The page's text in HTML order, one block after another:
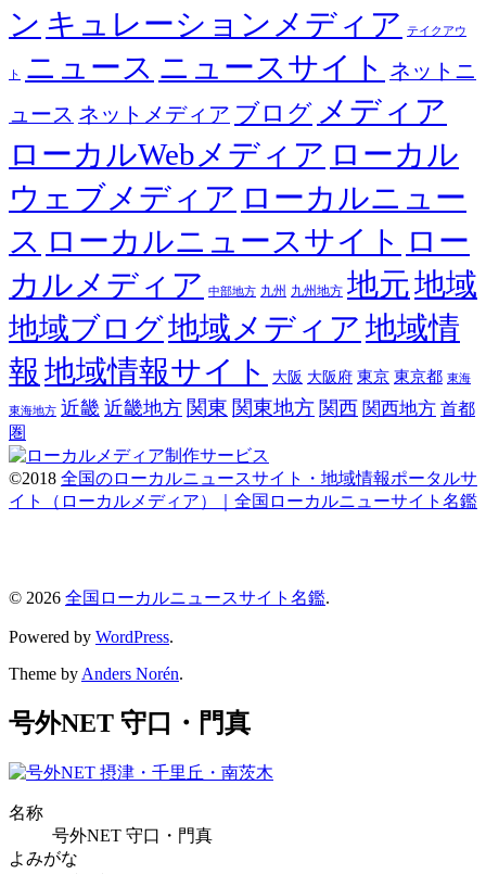
ン キュレーションメディア テイクアウ
ト ニュース ニュースサイト ネットニ
ュース ネットメディア ブログ メディア
ローカルWebメディア ローカル
ウェブメディア ローカルニュー
ス ローカルニュースサイト ロー
カルメディア 中部地方 九州 九州地方 地元地域
地域ブログ地域メディア 地域情
報 地域情報サイト 大阪 大阪府 東京 東京都 東海
東海地方 近畿 近畿地方 関東 関東地方 関西 関西地方 首都
圏
©2018 全国のローカルニュースサイト・地域情報ポータルサ
イト（ローカルメディア）｜全国ローカルニューサイト名鑑
© 2026 全国ローカルニュースサイト名鑑.
Powered by WordPress.
Theme by Anders Norén.
号外NET 守口・門真
名称
号外NET 守口・門真
よみがな